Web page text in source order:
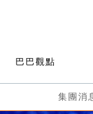
巴巴觀點
集團消